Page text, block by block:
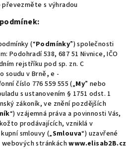
s výhradou
(“Podmínky”) společnosti
Podohradí 538, 687 51 Nivnice, IČO
rejstříku pod sp. zn. C
soudu v Brně,e -
číslo 776 559 555 („My” nebo
s ustanovením § 1751 odst. 1
zákoník, ve znění pozdějších
“) vzájemná práva a povinnosti Vás,
prodávajících, vzniklá v
smlouvy („Smlouva“) uzavřené
stránkáchwww.elisab2B.cz